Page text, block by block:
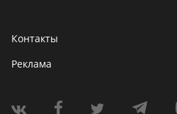
Контакты
Реклама